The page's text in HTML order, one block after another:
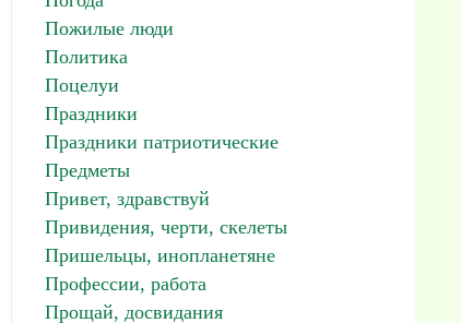
Пожилые люди
Политика
Поцелуи
Праздники
Праздники патриотические
Предметы
Привет, здравствуй
Привидения, черти, скелеты
Пришельцы, инопланетяне
Профессии, работа
Прощай, досвидания